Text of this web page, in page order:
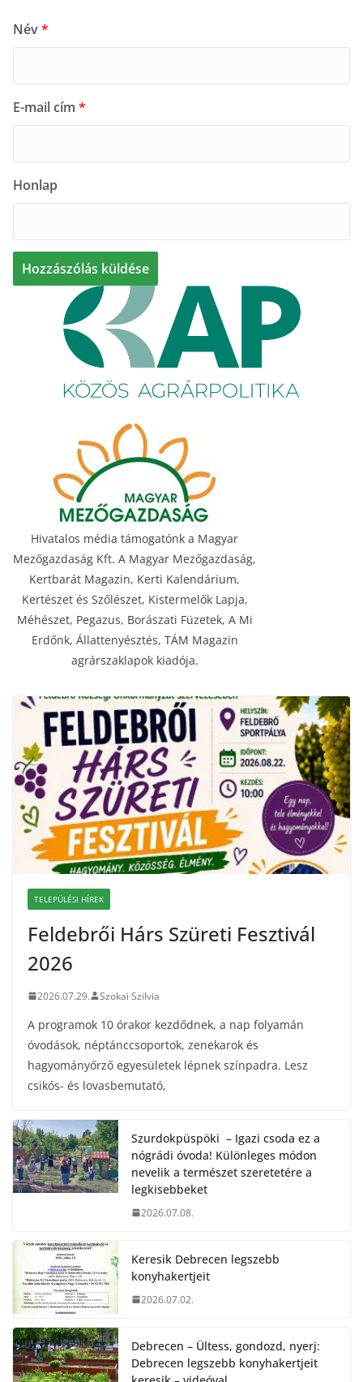
Név*
E-mail cím *
Honlap
Hivatalos média támogatónk a Magyar
Mezőgazdaság Kft. A Magyar Mezőgazdaság,
Kertbarát Magazin, Kerti Kalendárium,
Kertészet és Szőlészet, Kistermelők Lapja,
Méhészet, Pegazus, Borászati Füzetek, A Mi
Erdőnk, Állattenyésztés, TÁM Magazin
agrárszaklapok kiadója.
TELEPÜLÉSI HÍREK
Feldebrői Hárs Szüreti Fesztivál
2026
2026.07.29. Szokai Szilvia
A programok 10 órakor kezdődnek, a nap folyamán
óvodások, néptánccsoportok, zenekarok és
hagyományőrző egyesületek lépnek színpadra. Lesz
csikós- és lovasbemutató,
Szurdokpüspöki – Igazi csoda ez a
nógrádi óvoda! Különleges módon
nevelik a természet szeretetére a
legkisebbeket
2026.07.08.
Keresik Debrecen legszebb
konyhakertjeit
2026.07.02.
Debrecen – Ültess, gondozd, nyerj:
Debrecen legszebb konyhakertjeit